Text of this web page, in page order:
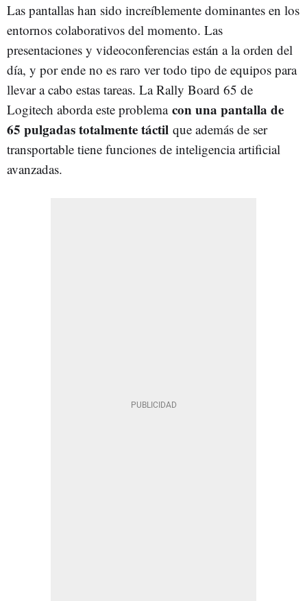
Las pantallas han sido increíblemente dominantes en los
entornos colaborativos del momento. Las
presentaciones y videoconferencias están a la orden del
día, y por ende no es raro ver todo tipo de equipos para
llevar a cabo estas tareas. La Rally Board 65 de
Logitech aborda este problema con una pantalla de
65 pulgadas totalmente táctil que además de ser
transportable tiene funciones de inteligencia artificial
avanzadas.